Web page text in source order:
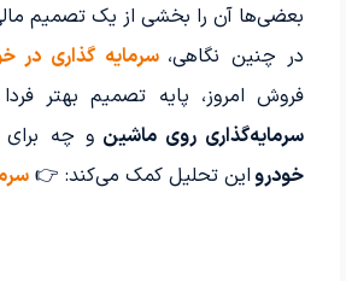
بعضی‌ها آن را بخشی از یک تصمیم
در چنین نگاهی، سرمایه گذاری در
فروش امروز، پایه تصمیم بهتر
سرمایه‌گذاری روی ماشینو چه برای
خودرواین تحلیل کمک می‌کند: 👉